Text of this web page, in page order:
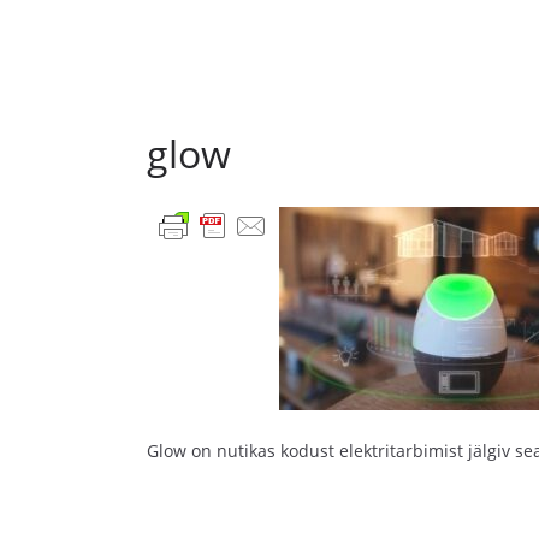
glow
Glow on nutikas kodust elektritarbimist jälgiv